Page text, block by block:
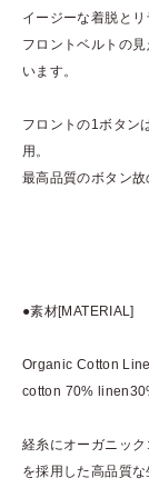
イージーな着脱とリ
フロントベルトの
います。
フロントの1ボタン
用。
最高品質のボタン故
●素材[MATERIAL]
Organic Cotton
cotton 70%
経糸にオーガニッ
を採用した高品質な